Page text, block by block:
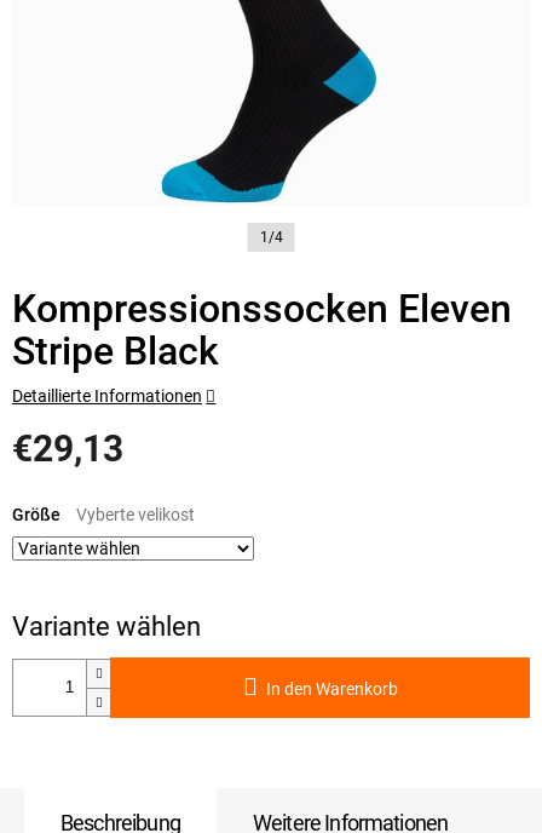
1/4
Kompressionssocken Eleven
Stripe Black
€29,13
Größe
In den Warenkorb
Detaillierte Informationen
Beschreibung Weitere Informationen